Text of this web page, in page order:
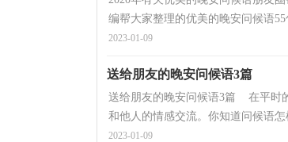
编帮大家整理的优美的晚安问候语
2023-01-09
送给朋友的晚安问候语3篇
送给朋友的晚安问候语3篇 在平时
和他人的情感交流。你知道问候语
2023-01-09